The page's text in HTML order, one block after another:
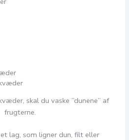
skal du vaske ”dunene” af
frugterne.
lag, som ligner dun, filt eller